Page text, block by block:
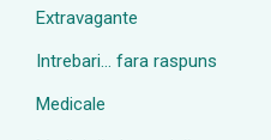
Extravagante
Intrebari… fara raspuns
Medicale